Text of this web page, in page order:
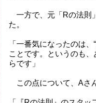
一方で、元「Rの法則
た。
「一番気になったのは
ことです。というのも
らです」
この点について、Aさ